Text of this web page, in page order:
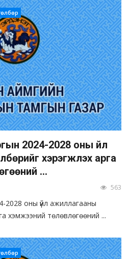
2024-2028 оны үйл
хэрэгжүүлэх арга
...
563
2028 оны үйл ажиллагааны
хэмжээний төлөвлөгөөний ...